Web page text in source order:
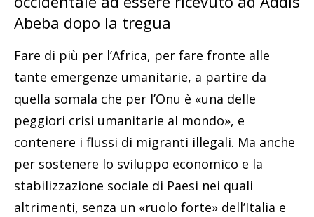
Abeba dopo la tregua
Fare di più per l’Africa, per fare fronte alle
tante emergenze umanitarie, a partire da
quella somala che per l’Onu è «una delle
peggiori crisi umanitarie al mondo», e
contenere i flussi di migranti illegali. Ma anche
per sostenere lo sviluppo economico e la
stabilizzazione sociale di Paesi nei quali
altrimenti, senza un «ruolo forte» dell’Italia e